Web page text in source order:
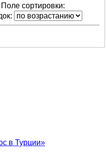
Поле сортировки:
в Турции»